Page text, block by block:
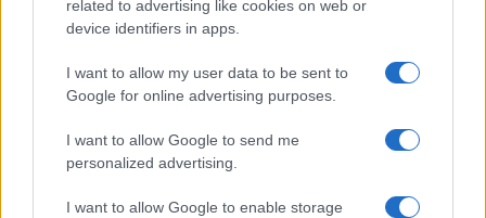
related to advertising like cookies on web or
device identifiers in apps.
I want to allow my user data to be sent to
Google for online advertising purposes.
I want to allow Google to send me
personalized advertising.
I want to allow Google to enable storage
Več iz kategorije Črna kronika